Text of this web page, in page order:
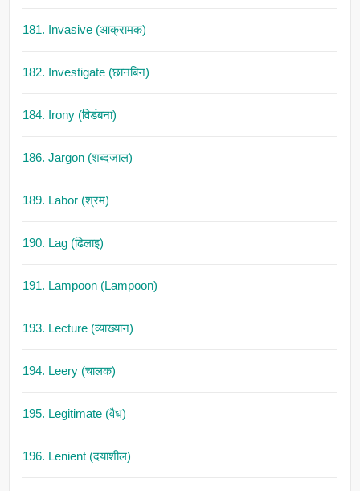
181. Invasive (आक्रामक)
182. Investigate (छानबिन)
184. Irony (विडंबना)
186. Jargon (शब्दजाल)
189. Labor (श्रम)
190. Lag (ढिलाइ)
191. Lampoon (Lampoon)
193. Lecture (व्याख्यान)
194. Leery (चालक)
195. Legitimate (वैध)
196. Lenient (दयाशील)